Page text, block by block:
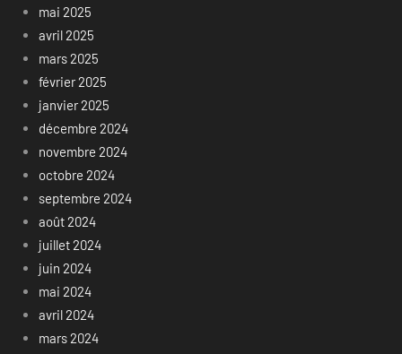
mai 2025
avril 2025
mars 2025
février 2025
janvier 2025
décembre 2024
novembre 2024
octobre 2024
septembre 2024
août 2024
juillet 2024
juin 2024
mai 2024
avril 2024
mars 2024